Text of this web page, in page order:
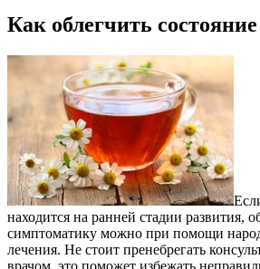
Как облегчить
находится на ранней стадии развития,
симптоматику можно при помощи
лечения. Не стоит пренебрегать
врачом, это поможет избежать